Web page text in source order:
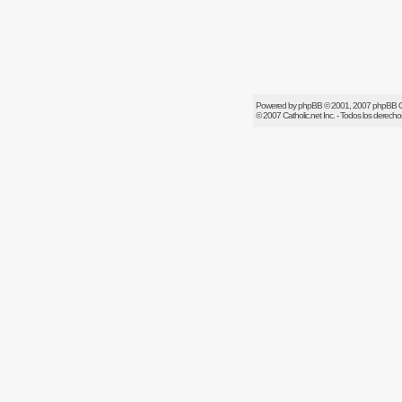
Powered byphpBB© 2001, 2007 phpBB
© 2007Catholic.netInc. - Todos los